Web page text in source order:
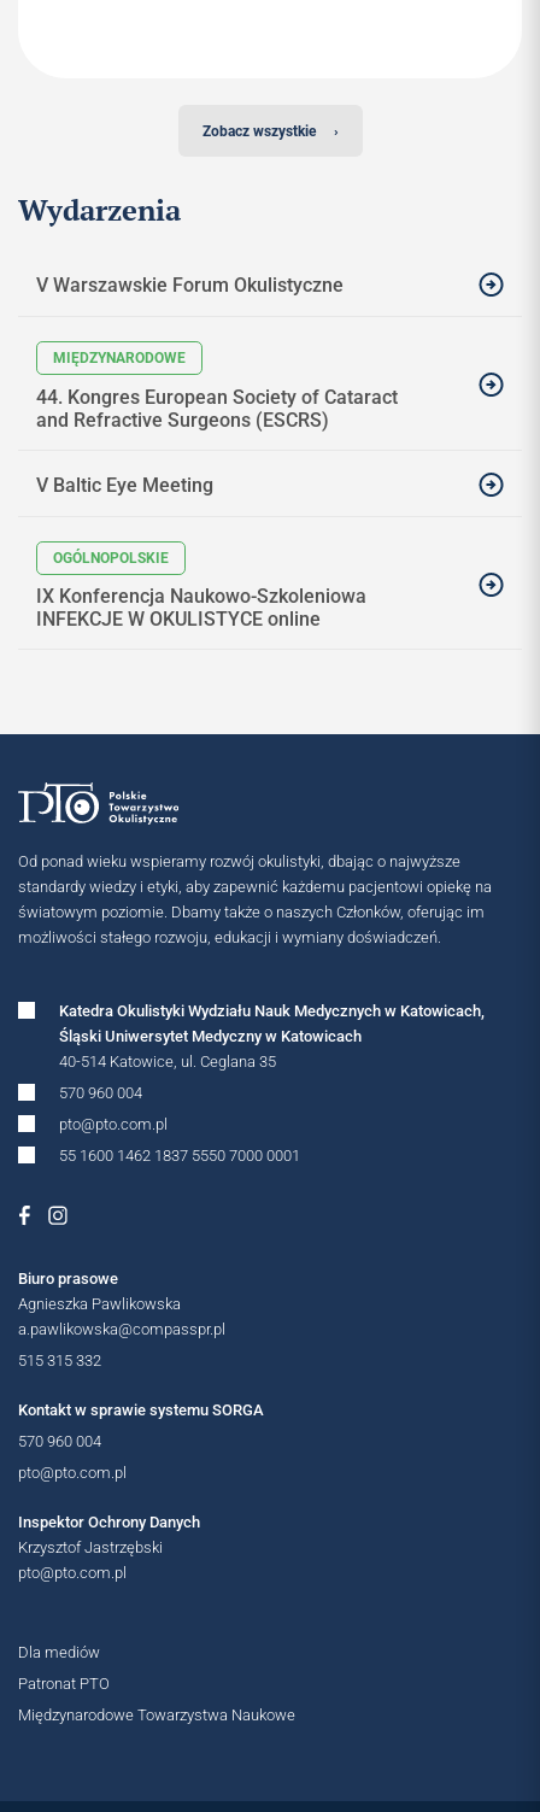
Zobacz wszystkie ›
Wydarzenia
V Warszawskie Forum Okulistyczne
MIĘDZYNARODOWE
44. Kongres European Society of Cataract
and Refractive Surgeons (ESCRS)
V Baltic Eye Meeting
IX Konferencja Naukowo-Szkoleniowa
INFEKCJE W OKULISTYCE online
Od ponad wieku wspieramy rozwój okulistyki, dbając o najwyższe
standardy wiedzy i etyki, aby zapewnić każdemu pacjentowi opiekę na
światowym poziomie. Dbamy także o naszych Członków, oferując im
możliwości stałego rozwoju, edukacji i wymiany doświadczeń.
Katedra Okulistyki Wydziału Nauk Medycznych w Katowicach,
Śląski Uniwersytet Medyczny w Katowicach
40-514 Katowice, ul. Ceglana 35
570 960 004
pto@pto.com.pl
55 1600 1462 1837 5550 7000 0001
Biuro prasowe
Agnieszka Pawlikowska
a.pawlikowska@compasspr.pl
515 315 332
Kontakt w sprawie systemu SORGA
570 960 004
pto@pto.com.pl
Inspektor Ochrony Danych
Krzysztof Jastrzębski
pto@pto.com.pl
Dla mediów
Patronat PTO
Międzynarodowe Towarzystwa Naukowe